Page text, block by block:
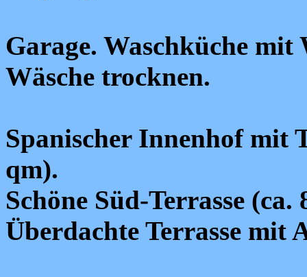
Garage. Waschküche mit
Wäsche trocknen.
Spanischer Innenhof mit
qm).
Schöne Süd-Terrasse
Überdachte Terrasse mit